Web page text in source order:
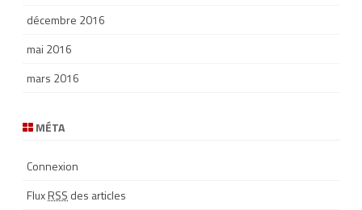
décembre 2016
mai 2016
mars 2016
MÉTA
Connexion
FluxRSS des articles